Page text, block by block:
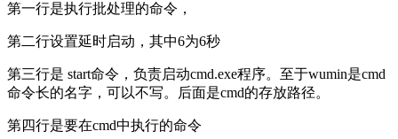
第一行是执行批处理的命令，
第二行设置延时启动，其中6为6秒
第三行是 start命令，负责启动cmd.exe程序。至于wumin是cmd
命令长的名字，可以不写。后面是cmd的存放路径。
第四行是要在cmd中执行的命令